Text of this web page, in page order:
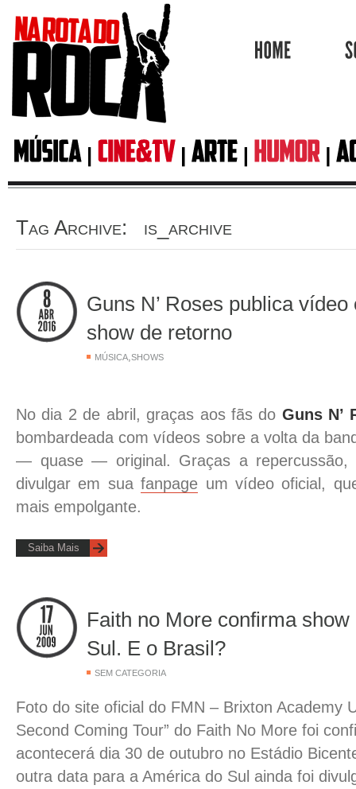
Tag Archive: is_archive
Guns N’ Roses publica
show de retorno
MÚSICA,SHOWS
No dia 2 de abril, graças aos fãs do Guns N’
bombardeada com vídeos sobre a volta da
— quase — original. Graças a
divulgar em suafanpage um vídeo oficial,
mais empolgante.
Saiba Mais
Faith no More confirma
Sul. E o Brasil?
SEM CATEGORIA
Foto do site oficial do FMN – Brixton Academy
Second Coming Tour” do Faith No More foi
acontecerá dia 30 de outubro no Estádio
outra data para a América do Sul ainda foi